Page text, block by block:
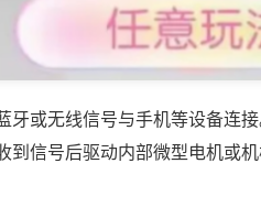
牙或无线信号与手机等设备连
信号后驱动内部微型电机或